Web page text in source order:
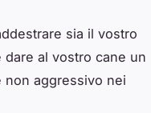
sia il vostro
al vostro cane un
non aggressivo nei